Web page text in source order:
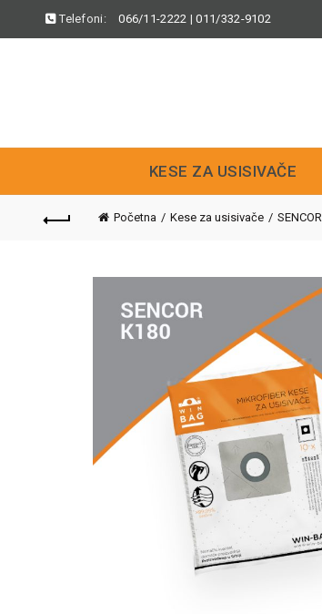
Telefoni: 066/11-2222 |011/332-9102
KESE ZA USISIVAČE
Početna Kese za usisivače SENCOR